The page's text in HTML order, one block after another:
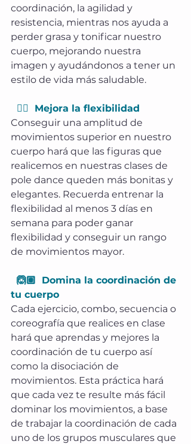
coordinación, la agilidad y
resistencia, mientras nos ayuda a
perder grasa y tonificar nuestro
cuerpo, mejorando nuestra
imagen y ayudándonos a tener un
estilo de vida más saludable.
  🤸‍♂️  Mejora la flexibilidad
Conseguir una amplitud de
movimientos superior en nuestro
cuerpo hará que las figuras que
realicemos en nuestras clases de
pole dance queden más bonitas y
elegantes. Recuerda entrenar la
flexibilidad al menos 3 días en
semana para poder ganar
flexibilidad y conseguir un rango
de movimientos mayor.
tu cuerpo
Cada ejercicio, combo, secuencia o
coreografía que realices en clase
hará que aprendas y mejores la
coordinación de tu cuerpo así
como la disociación de
movimientos. Esta práctica hará
que cada vez te resulte más fácil
dominar los movimientos, a base
de trabajar la coordinación de cada
uno de los grupos musculares que